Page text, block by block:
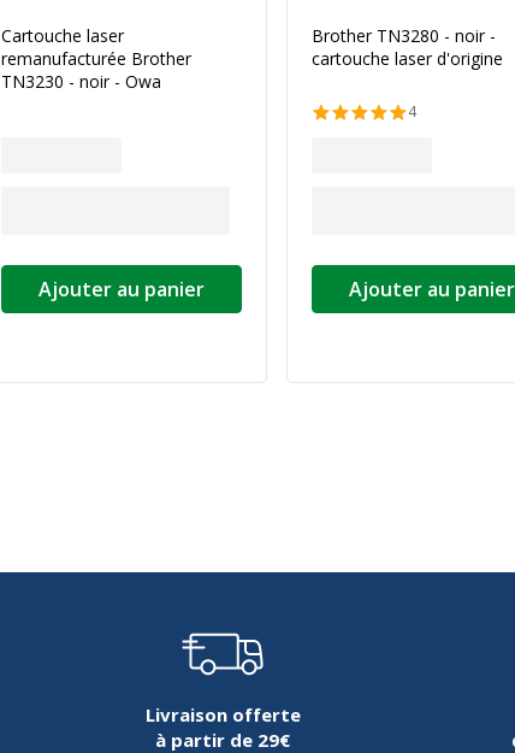
Cartouche laser
remanufacturée Brother
TN3230 - noir - Owa
Ajouter au panier
Brother TN3280 - noir -
cartouche laser d'origine
4
Ajouter au panier
Livraison offerte
à partir de 29€